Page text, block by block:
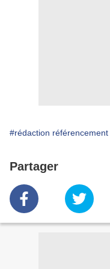
#rédaction référencement
Partager